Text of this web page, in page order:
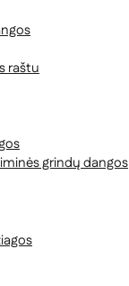
raštu
grindų dangos